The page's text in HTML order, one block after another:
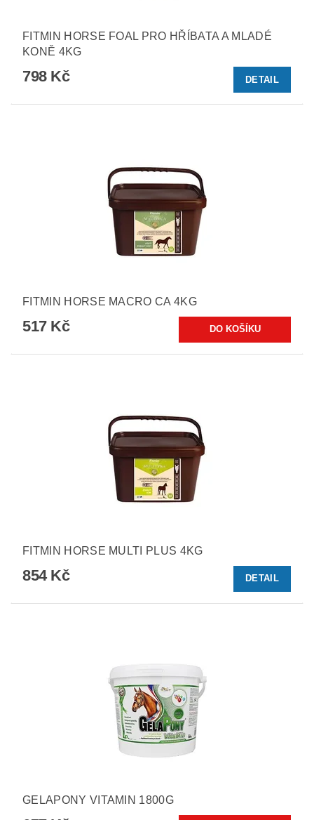
FITMIN HORSE FOAL PRO HŘÍBATA A MLADÉ
KONĚ 4KG
798 Kč DETAIL
FITMIN HORSE MACRO CA 4KG
517 Kč
FITMIN HORSE MULTI PLUS 4KG
854 Kč DETAIL
GELAPONY VITAMIN 1800G